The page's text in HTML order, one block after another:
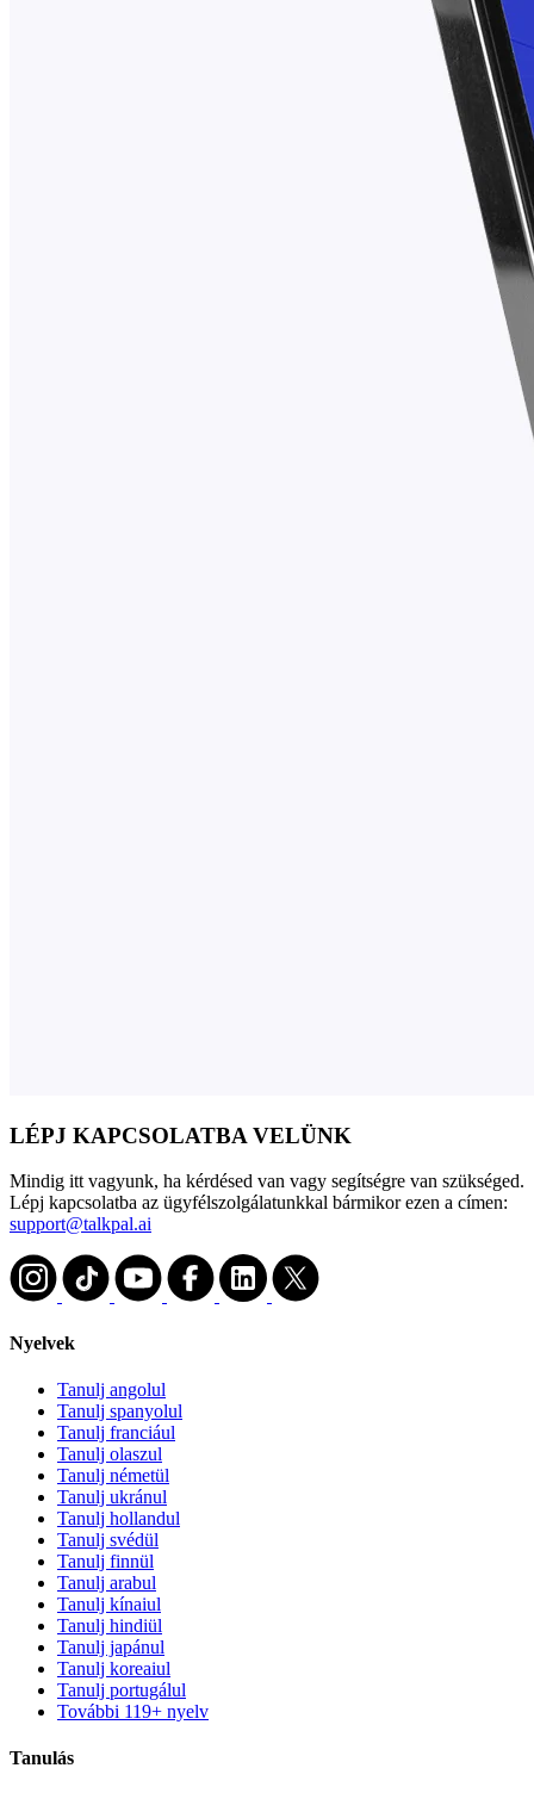
LÉPJ KAPCSOLATBA VELÜNK
Mindig itt vagyunk, ha kérdésed van vagy segítségre van szükséged.
Lépj kapcsolatba az ügyfélszolgálatunkkal bármikor ezen a címen:
support@talkpal.ai
Nyelvek
Tanulj angolul
Tanulj spanyolul
Tanulj franciául
Tanulj olaszul
Tanulj németül
Tanulj ukránul
Tanulj hollandul
Tanulj svédül
Tanulj finnül
Tanulj arabul
Tanulj kínaiul
Tanulj hindiül
Tanulj japánul
Tanulj koreaiul
Tanulj portugálul
További 119+ nyelv
Tanulás